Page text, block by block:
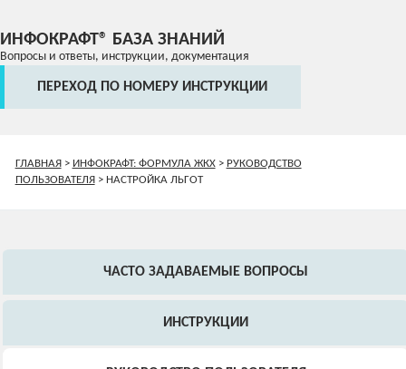
ИНФОКРАФТ® БАЗА ЗНАНИЙ
Вопросы и ответы, инструкции, документация
ПЕРЕХОД ПО НОМЕРУ ИНСТРУКЦИИ
ГЛАВНАЯ> ИНФОКРАФТ: ФОРМУЛА ЖКХ> РУКОВОДСТВО
ПОЛЬЗОВАТЕЛЯ> НАСТРОЙКА ЛЬГОТ
ЧАСТО ЗАДАВАЕМЫЕ ВОПРОСЫ
ИНСТРУКЦИИ